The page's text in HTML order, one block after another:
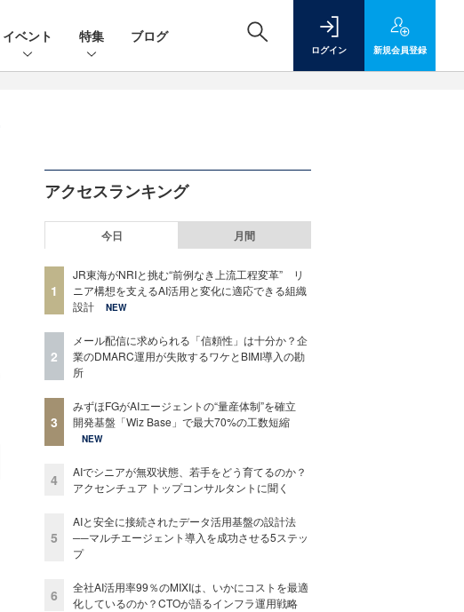
イベント 特集 ブログ
ログイン 新規会員登録
アクセスランキング
今日 月間
1
JR東海がNRIと挑む“前例なき上流工程変革” リ
ニア構想を支えるAI活用と変化に適応できる組織
設計
NEW
2
メール配信に求められる「信頼性」は十分か？企
業のDMARC運用が失敗するワケとBIMI導入の勘
所
3
みずほFGがAIエージェントの“量産体制”を確立
開発基盤「Wiz Base」で最大70%の工数短縮
NEW
4
AIでシニアが無双状態、若手をどう育てるのか？
アクセンチュア トップコンサルタントに聞く
5
AIと安全に接続されたデータ活用基盤の設計法
──マルチエージェント導入を成功させる5ステッ
プ
6
全社AI活用率99％のMIXIは、いかにコストを最適
化しているのか？CTOが語るインフラ運用戦略